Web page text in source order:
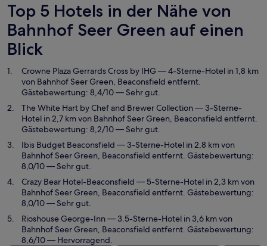
Top 5 Hotels in der Nähe von
Bahnhof Seer Green auf einen
Blick
Crowne Plaza Gerrards Cross by IHG— 4-Sterne-Hotel in 1,8 km
von Bahnhof Seer Green, Beaconsfield entfernt.
Gästebewertung: 8,4/10 — Sehr gut.
The White Hart by Chef and Brewer Collection— 3-Sterne-
Hotel in 2,7 km von Bahnhof Seer Green, Beaconsfield entfernt.
Gästebewertung: 8,2/10 — Sehr gut.
Ibis Budget Beaconsfield — 3-Sterne-Hotel in 2,8 km von
Bahnhof Seer Green, Beaconsfield entfernt. Gästebewertung:
8,0/10 — Sehr gut.
Crazy Bear Hotel-Beaconsfield — 5-Sterne-Hotel in 2,3 km von
Bahnhof Seer Green, Beaconsfield entfernt. Gästebewertung:
8,0/10 — Sehr gut.
Rioshouse George-Inn— 3.5-Sterne-Hotel in 3,6 km von
Bahnhof Seer Green, Beaconsfield entfernt. Gästebewertung:
8,6/10 — Hervorragend.